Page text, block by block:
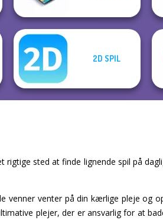
2D SPIL
sted at finde lignende spil på
venner venter på din kærlige pleje og
plejer, der er ansvarlig for at